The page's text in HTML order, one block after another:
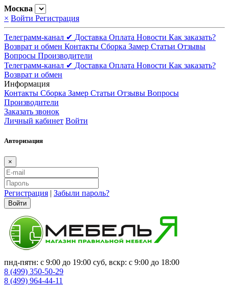
Москва
× Войти Регистрация
Телеграмм-канал ✔ Доставка Оплата Новости Как заказать?
Возврат и обмен Контакты Сборка Замер Статьи Отзывы
Вопросы Производители
Телеграмм-канал ✔ Доставка Оплата Новости Как заказать?
Возврат и обмен
Информация
Контакты Сборка Замер Статьи Отзывы Вопросы
Производители
Заказать звонок
Личный кабинет Войти
Авторизация
×
Регистрация | Забыли пароль?
Войти
пнд-пятн: с 9:00 до 19:00 суб, вскр: с 9:00 до 18:00
8 (499) 350-50-29
8 (499) 964-44-11